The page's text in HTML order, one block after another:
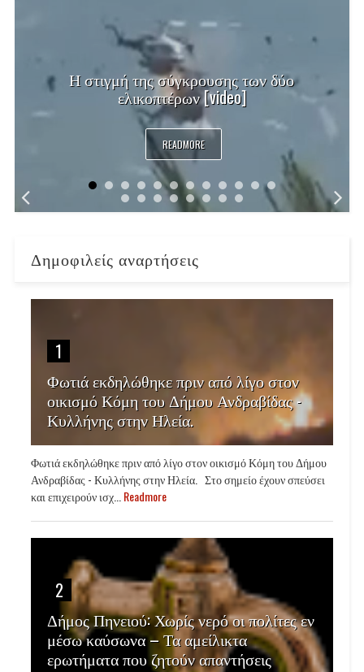
Η στιγμή της σύγκρουσης των δύο
ελικοπτέρων [video]
READMORE
Δημοφιλείς αναρτήσεις
1
Φωτιά εκδηλώθηκε πριν από λίγο στον
οικισμό Κόμη του Δήμου Ανδραβίδας -
Κυλλήνης στην Ηλεία.
Φωτιά εκδηλώθηκε πριν από λίγο στον οικισμό Κόμη του Δήμου
Ανδραβίδας - Κυλλήνης στην Ηλεία. Στο σημείο έχουν σπεύσει
και επιχειρούν ισχ...Readmore
2
Δήμος Πηνειού: Χωρίς νερό οι πολίτες εν
μέσω καύσωνα – Τα αμείλικτα
ερωτήματα που ζητούν απαντήσεις